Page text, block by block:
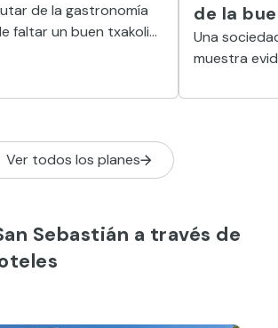
de la gastronomía
faltar un buen txakoli
reconocidos y
no dudes en visitar
de txakoli que
toda la geografía
de la
Una
muestra
Sebastián
Ver todos los planes
Sebastián a través de